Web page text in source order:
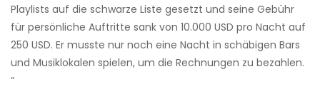
Playlists auf die schwarze Liste gesetzt und seine Gebühr
für persönliche Auftritte sank von 10.000 USD pro Nacht auf
250 USD. Er musste nur noch eine Nacht in schäbigen Bars
und Musiklokalen spielen, um die Rechnungen zu bezahlen.
“